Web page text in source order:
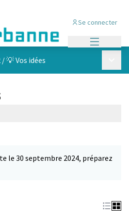
Se connecter
/💡 Vos idées
le 30 septembre 2024, préparez